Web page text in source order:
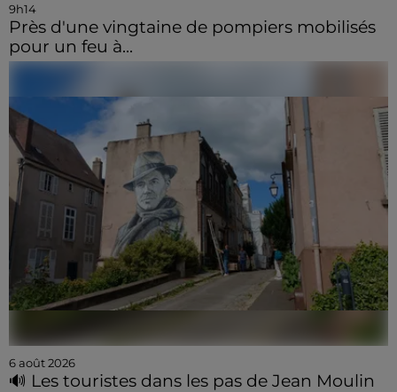
9h14
Près d'une vingtaine de pompiers mobilisés
pour un feu à...
6 août 2026
🔊 Les touristes dans les pas de Jean Moulin